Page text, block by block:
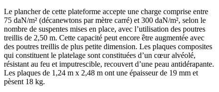
Le plancher de cette plateforme accepte une charge comprise entre
75 daN/m² (décanewtons par mètre carré) et 300 daN/m², selon le
nombre de suspentes mises en place, avec l’utilisation des poutres
treillis de 2,50 m. Cette capacité peut encore être augmentée avec
des poutres treillis de plus petite dimension. Les plaques composites
qui constituent le platelage sont constituées d’un cœur alvéolé,
résistant au feu et imputrescible, recouvert d’une peau antidérapante.
Les plaques de 1,24 m x 2,48 m ont une épaisseur de 19 mm et
pèsent 18 kg.